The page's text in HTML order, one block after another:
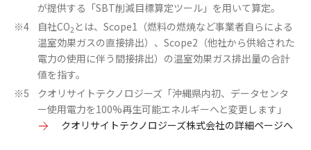
が提供する「SBT削減目標算定ツール」を用いて算定。
※4 自社CO2 とは、Scope1（燃料の燃焼など事業者自らによる
温室効果ガスの直接排出）、Scope2（他社から供給された
電力の使用に伴う間接排出）の温室効果ガス排出量の合計
値を指す。
※5
クオリサイトテクノロジーズ「沖縄県内初、データセンタ
ー使用電力を100%再生可能エネルギーへと変更します」
クオリサイトテクノロジーズ株式会社の詳細ページへ